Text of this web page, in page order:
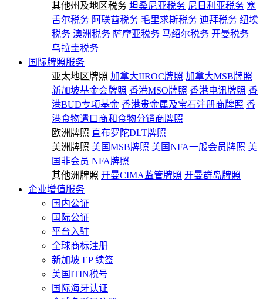
其他州及地区税务 坦桑尼亚税务 尼日利亚税务 塞
舌尔税务 阿联酋税务 毛里求斯税务 迪拜税务 纽埃
税务 澳洲税务 萨摩亚税务 马绍尔税务 开曼税务
乌拉圭税务
国际牌照服务
亚太地区牌照 加拿大IIROC牌照 加拿大MSB牌照
新加坡基金会牌照 香港MSO牌照 香港电讯牌照 香
港BUD专项基金 香港贵金属及宝石注册商牌照 香
港食物遣口商和食物分销商牌照
欧洲牌照 直布罗陀DLT牌照
美洲牌照 美国MSB牌照 美国NFA一般会员牌照 美
国非会员 NFA牌照
其他洲牌照 开曼CIMA监管牌照 开曼群岛牌照
企业增值服务
国内公证
国际公证
平台入驻
全球商标注册
新加坡 EP 续签
美国ITIN税号
国际海牙认证